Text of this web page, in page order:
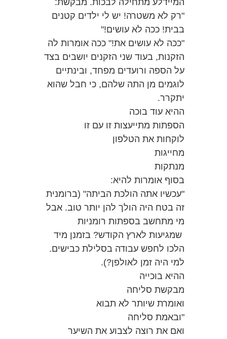
המיידלע מתחילה לבכות. מבקשת:
"רק לא משטרה! יש לי ילדים קטנים
בבית! ככה לא עושים!"
"ככה לא עושים את!" ככה אומרות לה
הזקנות, בעוד שני הזקנים יושבים בצד
על הספה ורועדים מפחד, ובינתיים
לוגמים מן התה שלהם, כי חבל שהוא
יתקרר.
ההיא עוד בוכה
הספתות מתייעצות זו עם זו
לוקחות את הטלפון
מחייגות
מנתקות
בסוף אומרות להיא:
"עכשיו אתה הולכת הביתה" (ברומנית
זה בטח היה הולך להן יותר טוב. אבל
מי מתחשב בספתות רומניות
שמגיעות לארץ הקודש? בזמנן מיד
הלכו לחפש עבודה בסלילת כבישים.
למי היה זמן לאולפן?).
ההיא בוכייה
מבקשת סליחה
ואומרת שיותר לא תבוא
"ובאמת סליחה
ואם את רוצה לצבוע את השיער